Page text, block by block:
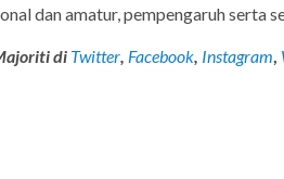
dan amatur, pempengaruh serta
di Twitter Facebook Instagram